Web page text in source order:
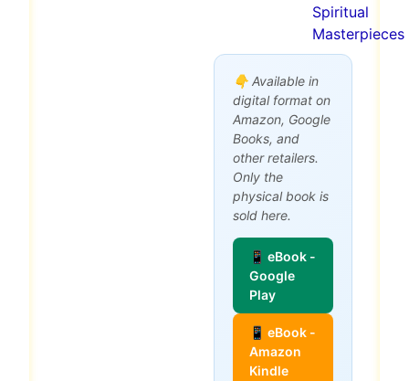
Spiritual
Masterpieces
👇 Available in
digital format on
Amazon, Google
Books, and
other retailers.
Only the
physical book is
sold here.
📱 eBook -
Google
Play
📱 eBook -
Amazon
Kindle